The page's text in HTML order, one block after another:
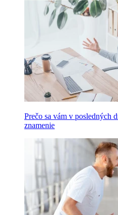
Prečo sa vám v posledných
znamenie